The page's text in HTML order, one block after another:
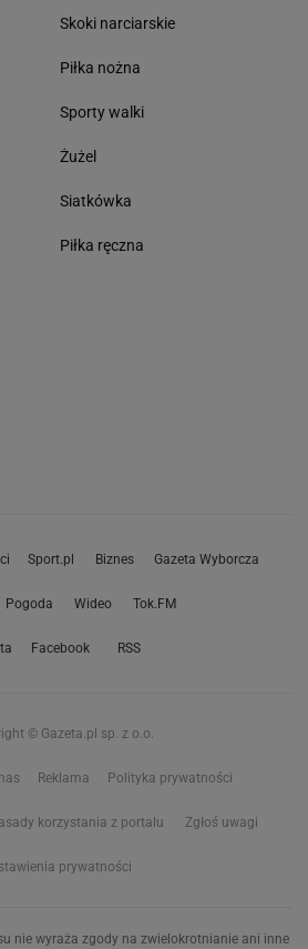
Skoki narciarskie
Piłka nożna
Sporty walki
Żużel
Siatkówka
Piłka ręczna
Sport.pl Biznes Gazeta Wyborcza
Pogoda Wideo Tok.FM
Facebook RSS
© Gazeta.pl sp. z o.o.
Reklama Polityka prywatności
korzystania z portalu Zgłoś uwagi
prywatności
nie wyraża zgody na zwielokrotnianie ani inne